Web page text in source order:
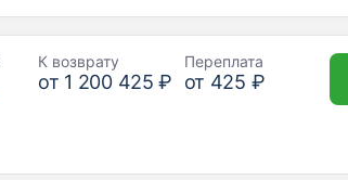
К возврату
от 1 200 425 ₽
Переплата
от 425 ₽